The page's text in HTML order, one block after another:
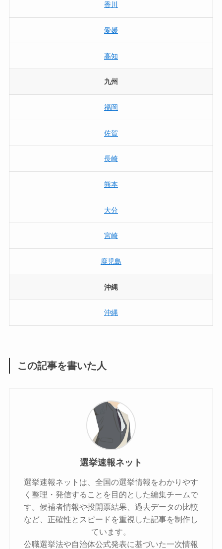
香川
愛媛
高知
九州
福岡
佐賀
長崎
熊本
大分
宮崎
鹿児島
沖縄
沖縄
この記事を書いた人
選挙速報ネット
選挙速報ネットは、全国の選挙情報をわかりやす
く整理・発信することを目的とした編集チームで
す。候補者情報や投開票結果、過去データの比較
など、正確性とスピードを重視した記事を制作し
ています。
公職選挙法や自治体公式発表に基づいた一次情報